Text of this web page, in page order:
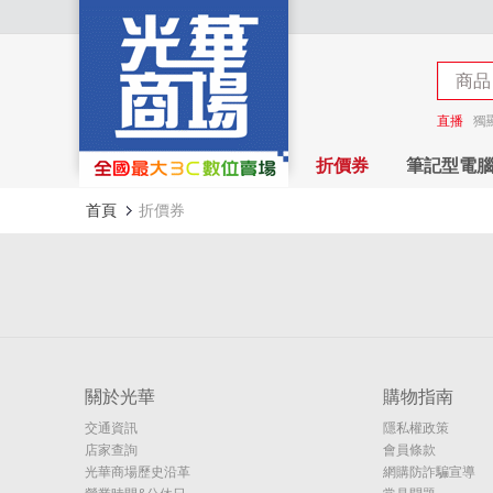
商品
商店
直播 獨
折價券 筆記型電腦
首頁 折價券
關於光華
交通資訊
店家查詢
光華商場歷史沿革
購物指南
隱私權政策
會員條款
網購防詐騙宣導